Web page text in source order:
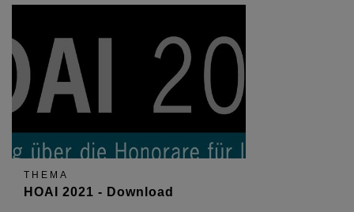
THEMA
HOAI 2021 - Download